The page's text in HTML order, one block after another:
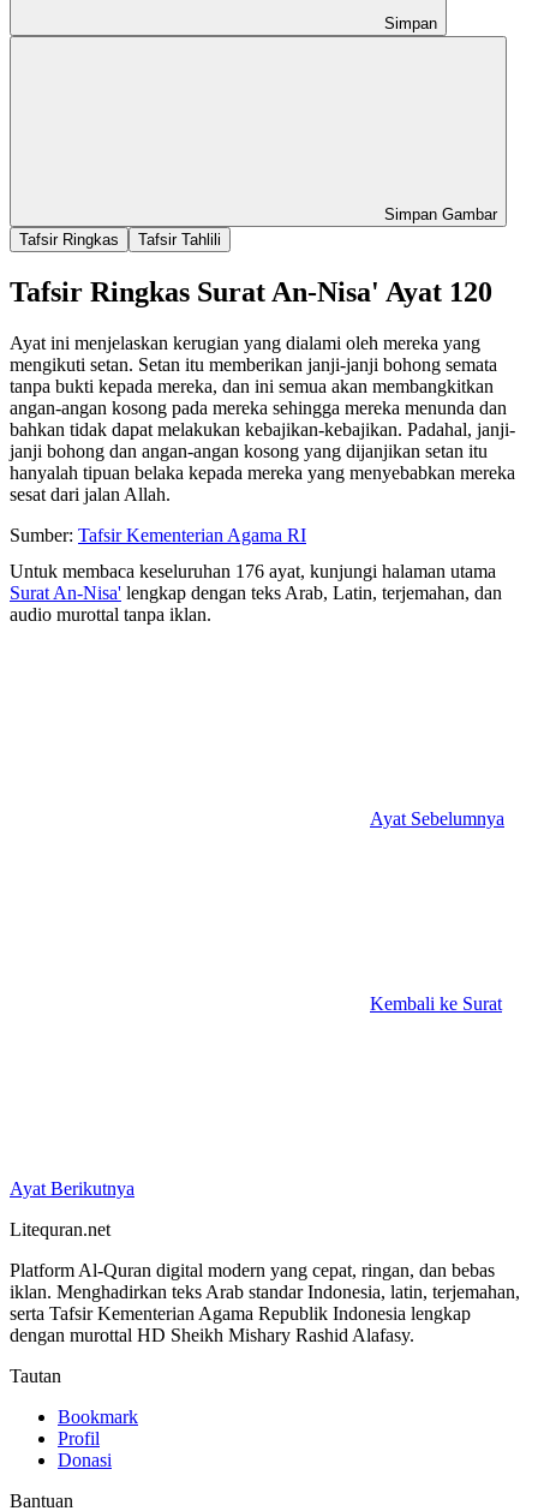
Simpan
Simpan Gambar
Tafsir Ringkas
Tafsir Tahlili
Tafsir Ringkas Surat An-Nisa' Ayat 120
Ayat ini menjelaskan kerugian yang dialami oleh mereka yang
mengikuti setan. Setan itu memberikan janji-janji bohong semata
tanpa bukti kepada mereka, dan ini semua akan membangkitkan
angan-angan kosong pada mereka sehingga mereka menunda dan
bahkan tidak dapat melakukan kebajikan-kebajikan. Padahal, janji-
janji bohong dan angan-angan kosong yang dijanjikan setan itu
hanyalah tipuan belaka kepada mereka yang menyebabkan mereka
sesat dari jalan Allah.
Sumber: Tafsir Kementerian Agama RI
Untuk membaca keseluruhan 176 ayat, kunjungi halaman utama
Surat An-Nisa' lengkap dengan teks Arab, Latin, terjemahan, dan
audio murottal tanpa iklan.
Ayat Sebelumnya
Kembali ke Surat
Ayat Berikutnya
Litequran.net
Platform Al-Quran digital modern yang cepat, ringan, dan bebas
iklan. Menghadirkan teks Arab standar Indonesia, latin, terjemahan,
serta Tafsir Kementerian Agama Republik Indonesia lengkap
dengan murottal HD Sheikh Mishary Rashid Alafasy.
Tautan
Bookmark
Profil
Donasi
Bantuan